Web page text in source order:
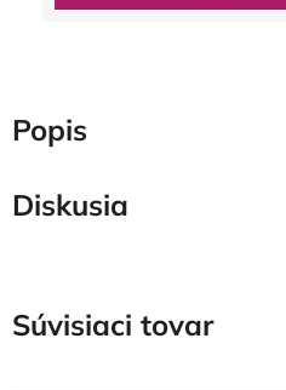
Popis
Diskusia
Súvisiaci tovar